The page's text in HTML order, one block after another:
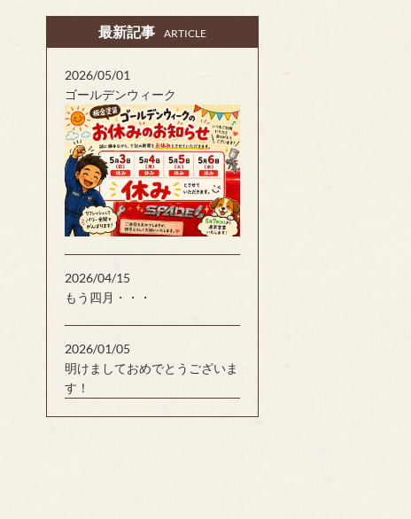
最新記事 ARTICLE
2026/05/01
ゴールデンウィーク
2026/04/15
もう四月・・・
2026/01/05
明けましておめでとうございま
す！